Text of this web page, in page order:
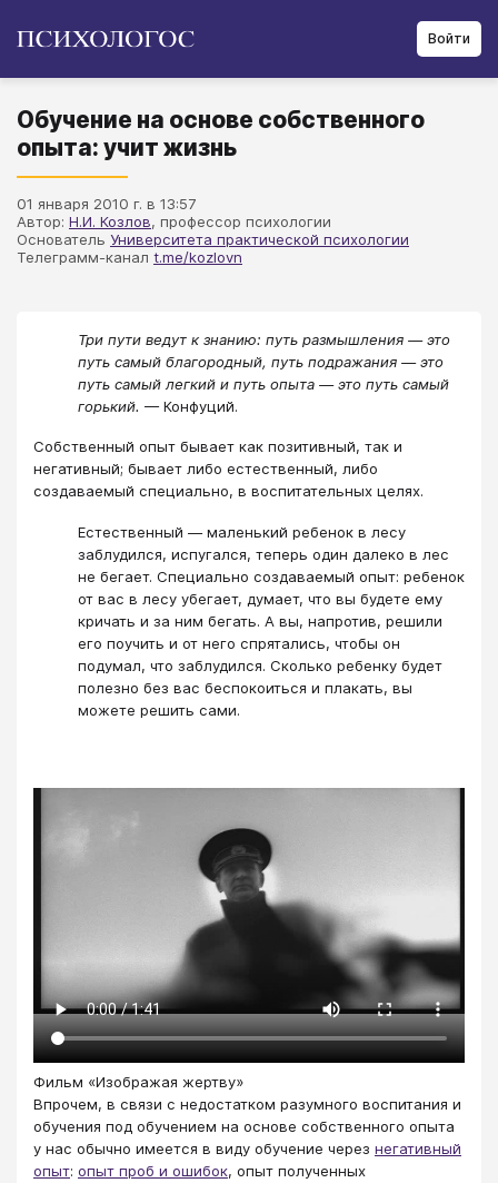
Войти
Обучение на основе собственного
опыта: учит жизнь
01 января 2010 г. в 13:57
Автор: Н.И. Козлов, профессор психологии
Основатель Университета практической психологии
Телеграмм-канал t.me/kozlovn
Три пути ведут к знанию: путь размышления — это
путь самый благородный, путь подражания — это
путь самый легкий и путь опыта — это путь самый
горький. — Конфуций.
Собственный опыт бывает как позитивный, так и
негативный; бывает либо естественный, либо
создаваемый специально, в воспитательных целях.
Естественный — маленький ребенок в лесу
заблудился, испугался, теперь один далеко в лес
не бегает. Специально создаваемый опыт: ребенок
от вас в лесу убегает, думает, что вы будете ему
кричать и за ним бегать. А вы, напротив, решили
его поучить и от него спрятались, чтобы он
подумал, что заблудился. Сколько ребенку будет
полезно без вас беспокоиться и плакать, вы
можете решить сами.
Фильм «Изображая жертву»
Впрочем, в связи с недостатком разумного воспитания и
обучения под обучением на основе собственного опыта
у нас обычно имеется в виду обучение через негативный
опыт: опыт проб и ошибок, опыт полученных